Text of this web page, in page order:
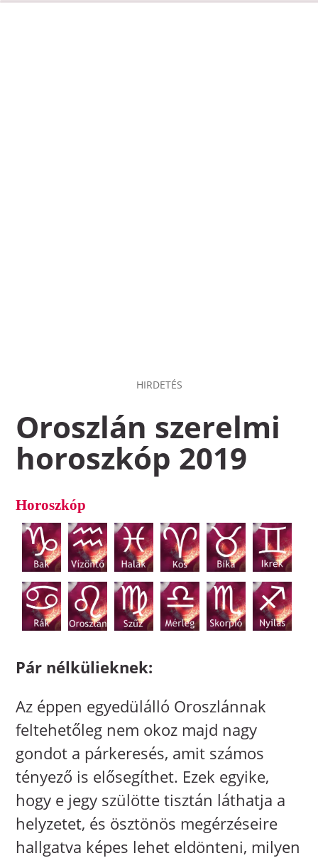
HIRDETÉS
Oroszlán szerelmi
horoszkóp 2019
Horoszkóp
Pár nélkülieknek:
Az éppen egyedülálló Oroszlánnak
feltehetőleg nem okoz majd nagy
gondot a párkeresés, amit számos
tényező is elősegíthet. Ezek egyike,
hogy e jegy szülötte tisztán láthatja a
helyzetet, és ösztönös megérzéseire
hallgatva képes lehet eldönteni, milyen